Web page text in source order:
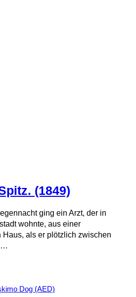
(1849)
ging ein Arzt, der in
wohnte, aus einer
Haus, als er plötzlich zwischen